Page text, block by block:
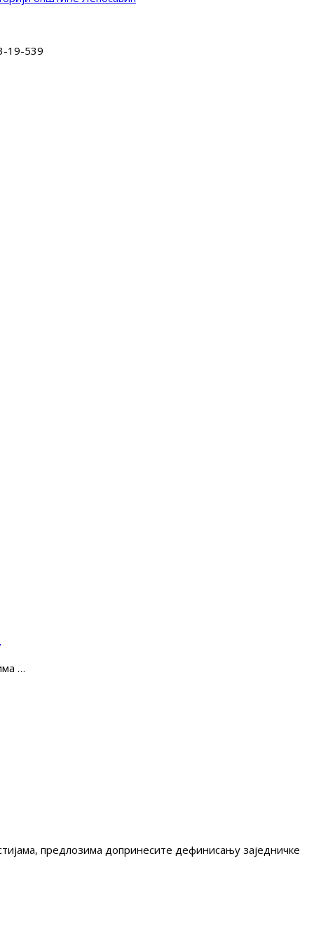
19-539
…
предлозима допринесите дефинисању заједничке